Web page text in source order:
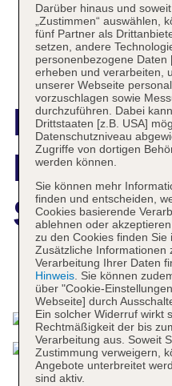
Ewan
Suites
Das bietet Ihre
Darüber hinaus und
„Zustimmen“ auswählen,
fünf Partner als
setzen, andere
personenbezogene Daten
erheben und verarbeiten,
unserer Webseite
vorzuschlagen sowie
durchzuführen. Dabei
Drittstaaten [z.B. USA]
Datenschutzniveau
Zugriffe von dortigen
werden können.
Sie können mehr
finden und entscheiden,
Cookies basierende
ablehnen oder
zu den Cookies finden Sie
Zusätzliche Informationen
Verarbeitung Ihrer Daten
Hinweis. Sie können
über "Cookie-
Webseite] durch
Ein solcher Widerruf wirkt
Rechtmäßigkeit der bis
Verarbeitung aus. Soweit
Zustimmung verweigern,
Angebote unterbreitet
sind aktiv.